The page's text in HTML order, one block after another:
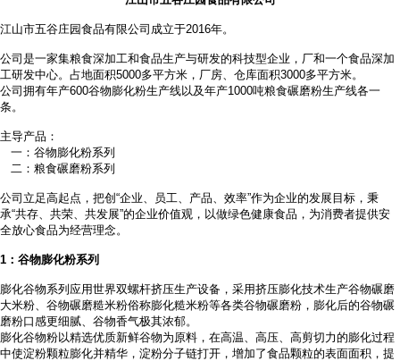
江山市五谷庄园食品有限公司成立于2016年。
公司是一家集粮食深加工和食品生产与研发的科技型企业，厂和一个食品深加
工研发中心。占地面积5000多平方米，厂房、仓库面积3000多平方米。
公司拥有年产600谷物膨化粉生产线以及年产1000吨粮食碾磨粉生产线各一
条。
主导产品：
一：谷物膨化粉系列
二：粮食碾磨粉系列
公司立足高起点，把创 “企业、员工、产品、效率”作为企业的发展目标，秉
承“共存、共荣、共发展”的企业价值观，以做绿色健康食品，为消费者提供安
全放心食品为经营理念。
1 ：谷物膨化粉系列
膨化谷物系列应用世界双螺杆挤压生产设备，采用挤压膨化技术生产谷物碾磨
大米粉、谷物碾磨糙米粉俗称膨化糙米粉等各类谷物碾磨粉，膨化后的谷物碾
磨粉口感更细腻、谷物香气极其浓郁。
膨化谷物粉以精选优质新鲜谷物为原料，在高温、高压、高剪切力的膨化过程
中使淀粉颗粒膨化并精华，淀粉分子链打开，增加了食品颗粒的表面面积，提